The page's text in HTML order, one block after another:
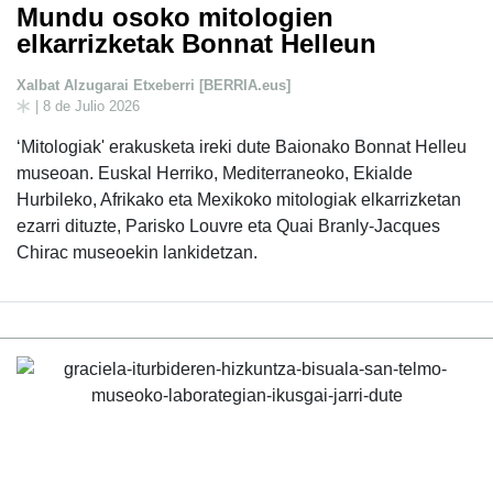
Mundu osoko mitologien
elkarrizketak Bonnat Helleun
Xalbat Alzugarai Etxeberri [BERRIA.eus]
| 8 de Julio 2026
‘Mitologiak' erakusketa ireki dute Baionako Bonnat Helleu
museoan. Euskal Herriko, Mediterraneoko, Ekialde
Hurbileko, Afrikako eta Mexikoko mitologiak elkarrizketan
ezarri dituzte, Parisko Louvre eta Quai Branly-Jacques
Chirac museoekin lankidetzan.